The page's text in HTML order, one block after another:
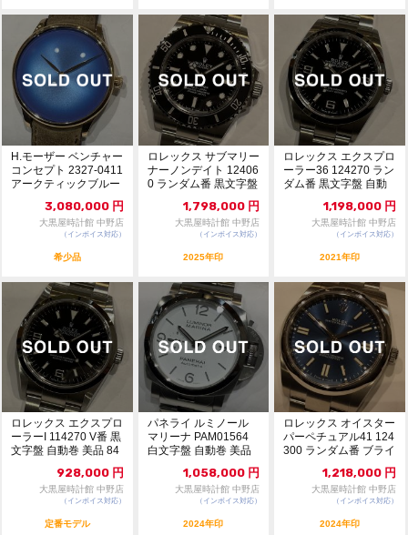
H.モーザー ベンチャー
コンセプト 2327-0411
アークティックブルー
3,080,000 円
大黒屋時計館 中野店
（インボイス対応）
希少品
ロレックス サブマリー
ナーノンデイト 12406
0 ランダム番 黒文字盤
1,798,000 円
大黒屋時計館 中野店
（インボイス対応）
2025年印
ロレックス エクスプロ
ーラー36 124270 ラン
ダム番 黒文字盤 自動
1,198,000 円
大黒屋時計館 中野店
（インボイス対応）
2021年印
ロレックス エクスプロ
ーラーI 114270 V番 黒
文字盤 自動巻 美品 84
928,000 円
大黒屋時計館 中野店
（インボイス対応）
定番モデル
パネライ ルミノール
マリーナ PAM01564
白文字盤 自動巻 美品
1,058,000 円
大黒屋時計館 中野店
（インボイス対応）
2024年印
ロレックス オイスター
パーペチュアル41 124
300 ランダム番 ブライ
1,218,000 円
大黒屋時計館 中野店
（インボイス対応）
2024年印